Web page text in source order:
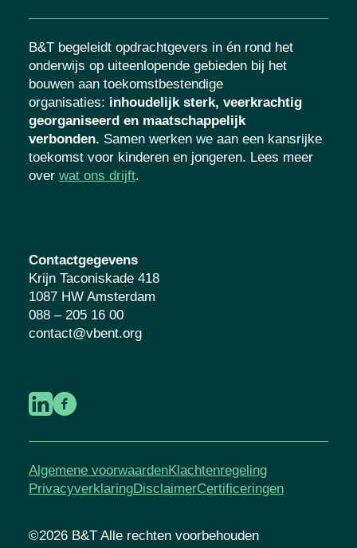
B&T begeleidt opdrachtgevers in én rond het
onderwijs op uiteenlopende gebieden bij het
bouwen aan toekomstbestendige
organisaties: inhoudelijk sterk, veerkrachtig
georganiseerd en maatschappelijk
verbonden. Samen werken we aan een kansrijke
toekomst voor kinderen en jongeren. Lees meer
over wat ons drijft.
Contactgegevens
Krijn Taconiskade 418
1087 HW Amsterdam
088 – 205 16 00
contact@vbent.org
Algemene voorwaardenKlachtenregeling
PrivacyverklaringDisclaimerCertificeringen
©2026 B&T Alle rechten voorbehouden